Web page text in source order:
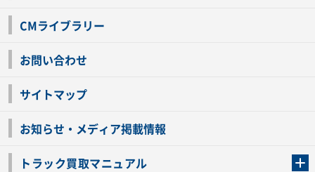
CMライブラリー
お問い合わせ
サイトマップ
お知らせ・メディア掲載情報
トラック買取マニュアル